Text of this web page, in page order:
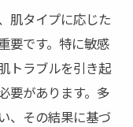
肌タイプに応じた
要です。特に敏感
トラブルを引き起
要があります。多
、その結果に基づ